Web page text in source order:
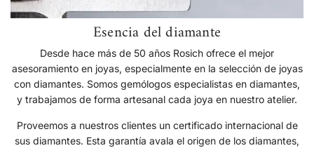
Esencia del diamante
Desde hace más de 50 años Rosich ofrece el mejor
asesoramiento en joyas, especialmente en la selección de joyas
con diamantes. Somos gemólogos especialistas en diamantes,
y trabajamos de forma artesanal cada joya en nuestro atelier.
Proveemos a nuestros clientes un certificado internacional de
sus diamantes. Esta garantía avala el origen de los diamantes,